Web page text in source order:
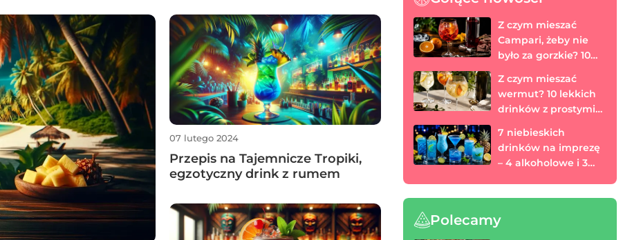
07 lutego 2024
Przepis na Tajemnicze Tropiki,
egzotyczny drink z rumem
Z czym mieszać
Campari, żeby nie
było za gorzkie? 10
Z czym mieszać
wermut? 10 lekkich
drinków z prostymi
7 niebieskich
drinków na imprezę
– 4 alkoholowe i 3
Polecamy